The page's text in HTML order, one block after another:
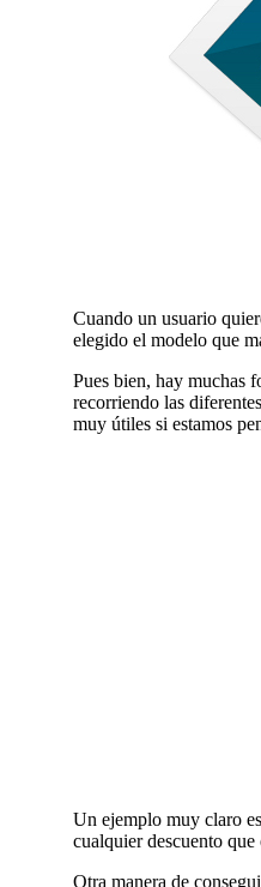
Cuando un usuario
elegido el modelo que
Pues bien, hay muchas
recorriendo las
muy útiles si estamos
Un ejemplo muy claro
cualquier descuento
Otra manera de